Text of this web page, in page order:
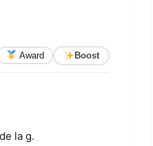
Award Boost
la g.